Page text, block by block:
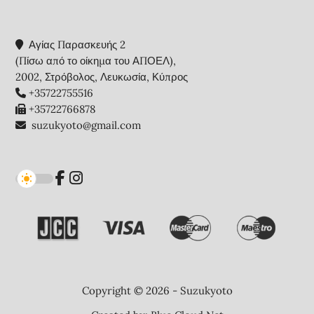
Αγίας Παρασκευής 2
(Πίσω από το οίκημα του ΑΠΟΕΛ),
2002, Στρόβολος, Λευκωσία, Κύπρος
+35722755516
+35722766878
suzukyoto@gmail.com
Copyright © 2026 - Suzukyoto